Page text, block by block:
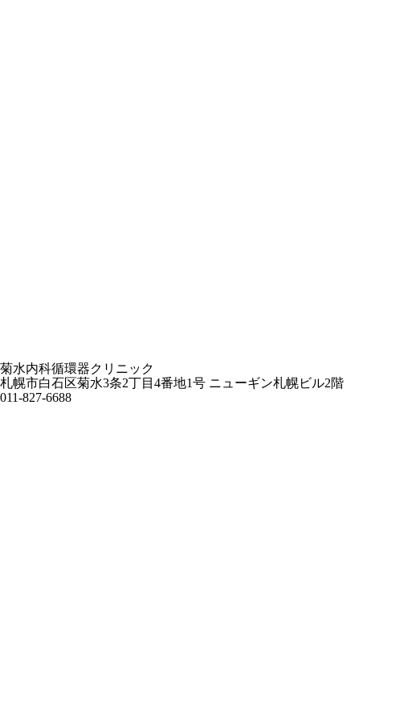
菊水内科循環器クリニック
札幌市白石区菊水3条2丁目4番地1号 ニューギン札幌ビル2階
011-827-6688